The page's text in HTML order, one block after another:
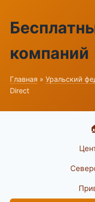
компаний
Главная » Уральский
Direct